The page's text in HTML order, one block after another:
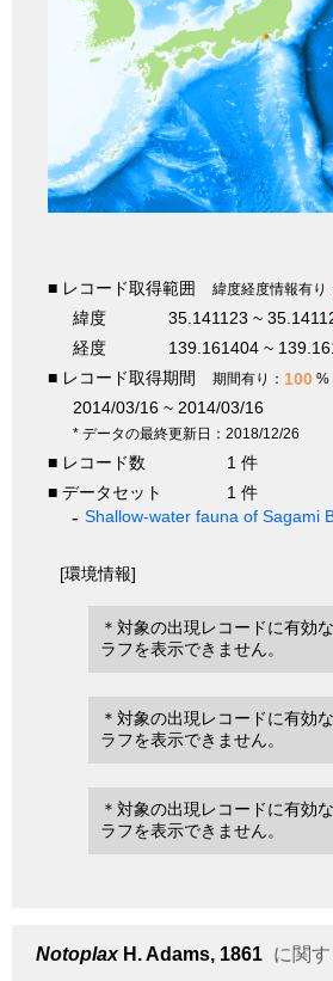
■ レコード取得範囲 緯度経度情報有り
緯度
35.141123 ~
経度
139.161404 ~
■ レコード取得期間
期間有り： 100 %
2014/03/16 ~ 2014/03/16
* データの最終更新日：2018/12/26
■ レコード数
1 件
■ データセット
1 件
Shallow-water fauna of Sagami
[環境情報]
＊対象の出現レコードに有効
ラフを表示できません。
＊対象の出現レコードに有効
ラフを表示できません。
＊対象の出現レコードに有効
ラフを表示できません。
NotoplaxH. Adams, 1861 に関